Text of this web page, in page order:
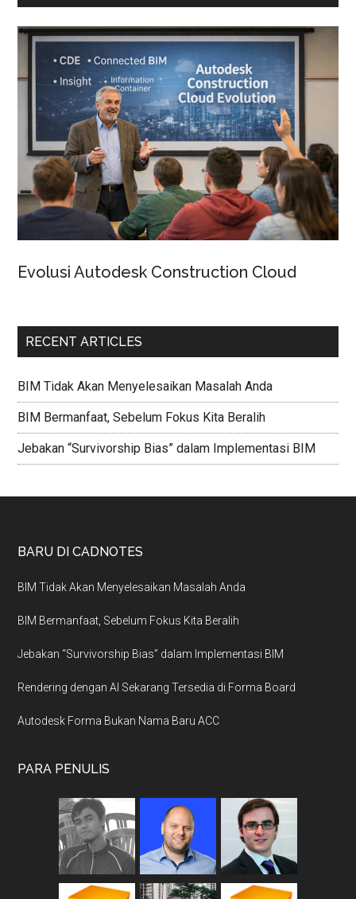
Evolusi Autodesk Construction Cloud
RECENT ARTICLES
BIM Tidak Akan Menyelesaikan Masalah Anda
BIM Bermanfaat, Sebelum Fokus Kita Beralih
Jebakan “Survivorship Bias” dalam Implementasi BIM
BARU DI CADNOTES
BIM Tidak Akan Menyelesaikan Masalah Anda
BIM Bermanfaat, Sebelum Fokus Kita Beralih
Jebakan “Survivorship Bias” dalam Implementasi BIM
Rendering dengan AI Sekarang Tersedia di Forma Board
Autodesk Forma Bukan Nama Baru ACC
PARA PENULIS